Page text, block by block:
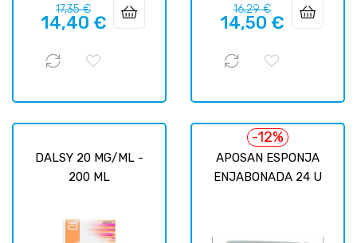
Prix
habituel
17,35 €Prix
14,40 €
Prix
habituel
16,29 €Prix
14,50 €
DALSY 20 MG/ML -
200 ML
APOSAN ESPONJA
ENJABONADA 24 U
-12%